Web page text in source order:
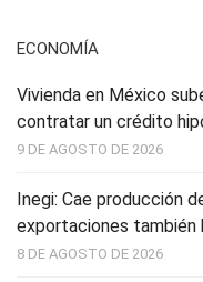
ECONOMÍA
Vivienda en México
contratar un crédito
9 DE AGOSTO DE 2026
Inegi: Cae producción
exportaciones también
8 DE AGOSTO DE 2026